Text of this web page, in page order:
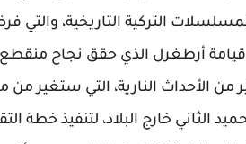
التركية التاريخية،
قيامة أرطغرل الذي حقق نجاح منقطع
من الأحداث النارية، التي
الثاني خارج البلاد، لتنفيذ خطة